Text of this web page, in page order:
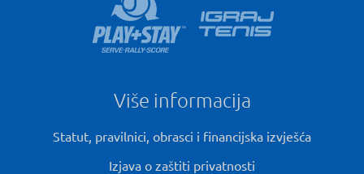
Više informacija
Statut, pravilnici, obrasci i financijska izvješća
Izjava o zaštiti privatnosti